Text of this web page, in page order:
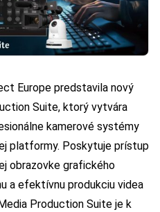
Europe predstavila nový
Suite, ktorý vytvára
kamerové systémy
platformy. Poskytuje prístup
obrazovke grafického
a efektívnu produkciu videa
Production Suite je k